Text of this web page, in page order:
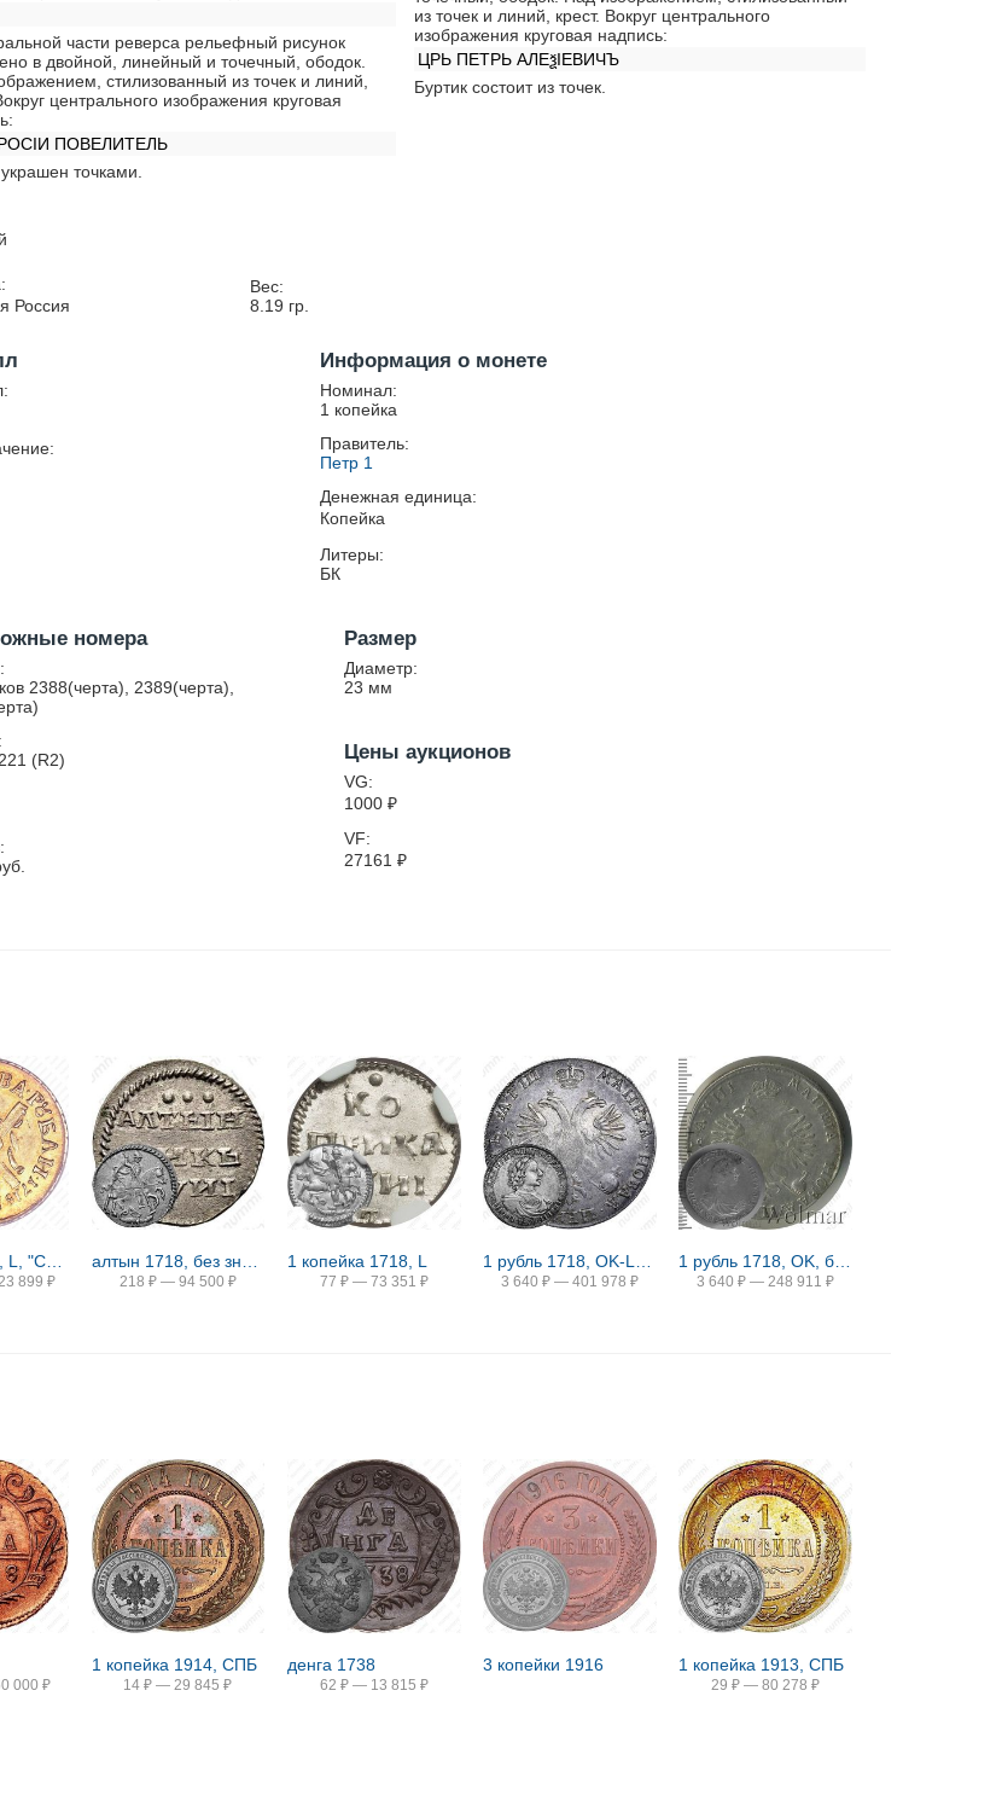
части реверса рельефный рисунок
в двойной, линейный и точечный, ободок.
стилизованный из точек и линий,
центрального изображения круговая
ПОВЕЛИТЕЛЬ
точками.
из точек и линий, крест. Вокруг центрального
изображения круговая надпись:
ЦРЬ ПЕТРЬ АЛЕѯIЕВИЧЪ
Буртик состоит из точек.
Россия
Вес:
8.19 гр.
Информация о монете
Номинал:
1 копейка
Правитель:
Петр 1
Денежная единица:
Копейка
Литеры:
БК
номера
2388(черта), 2389(черта),
(R2)
Размер
Диаметр:
23 мм
Цены аукционов
VG:
1000 ₽
VF:
27161 ₽
899 ₽ 218 ₽ — 94 500 ₽
1 копейка 1718, L
77 ₽ — 73 351 ₽ 3 640 ₽ — 401 978 ₽ 3 640 ₽ — 248 911 ₽
000 ₽
1 копейка 1914, СПБ
14 ₽ — 29 845 ₽
денга 1738
62 ₽ — 13 815 ₽
3 копейки 1916 1 копейка 1913, СПБ
29 ₽ — 80 278 ₽